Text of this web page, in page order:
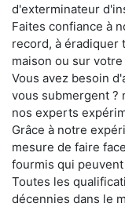
d'exterminateur
Faites confiance à
record, à éradiquer
maison ou sur
Vous avez besoin
vous submergent ?
nos experts
Grâce à notre
mesure de faire
fourmis qui
Toutes les
décennies dans le